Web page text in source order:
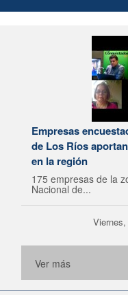
Empresas
de Los Ríos
en la región
175 empresas de la
Nacional de...
Ver más